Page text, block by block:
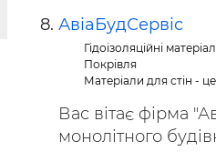
АвіаБудСервіс
Гідоізоляційні
Покрівля
Матеріали для стін -
Вас вітає фірма
монолітного